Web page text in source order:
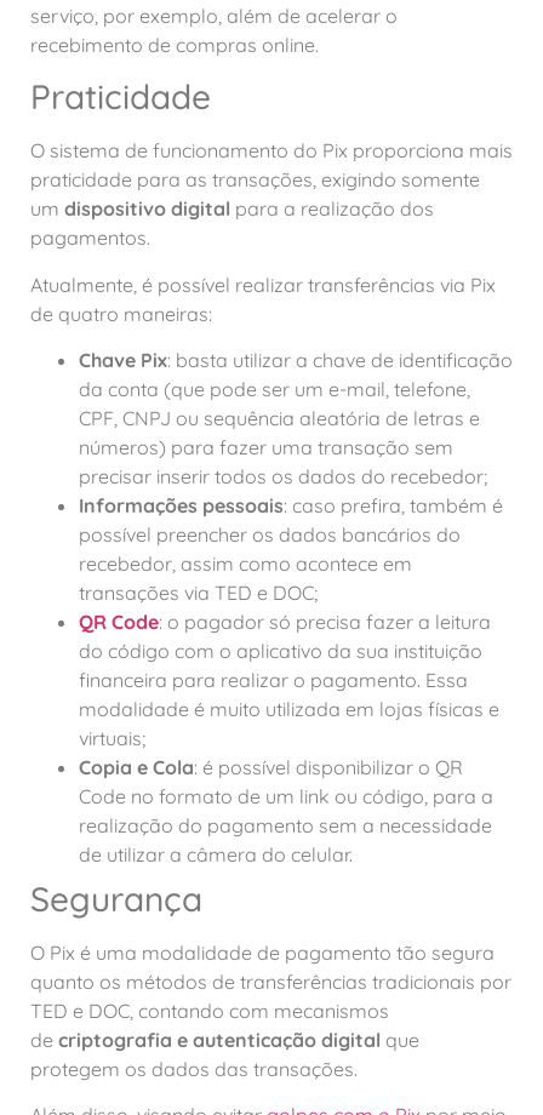
serviço, por exemplo, além de acelerar o
recebimento de compras online.
Praticidade
O sistema de funcionamento do Pix proporciona mais
praticidade para as transações, exigindo somente
um dispositivo digital para a realização dos
pagamentos.
Atualmente, é possível realizar transferências via Pix
de quatro maneiras:
Chave Pix: basta utilizar a chave de identificação
da conta (que pode ser um e-mail, telefone,
CPF, CNPJ ou sequência aleatória de letras e
números) para fazer uma transação sem
precisar inserir todos os dados do recebedor;
Informações pessoais: caso prefira, também é
possível preencher os dados bancários do
recebedor, assim como acontece em
transações via TED e DOC;
QR Code: o pagador só precisa fazer a leitura
do código com o aplicativo da sua instituição
financeira para realizar o pagamento. Essa
modalidade é muito utilizada em lojas físicas e
virtuais;
Copia e Cola: é possível disponibilizar o QR
Code no formato de um link ou código, para a
realização do pagamento sem a necessidade
de utilizar a câmera do celular.
Segurança
O Pix é uma modalidade de pagamento tão segura
quanto os métodos de transferências tradicionais por
TED e DOC, contando com mecanismos
de criptografia e autenticação digital que
protegem os dados das transações.